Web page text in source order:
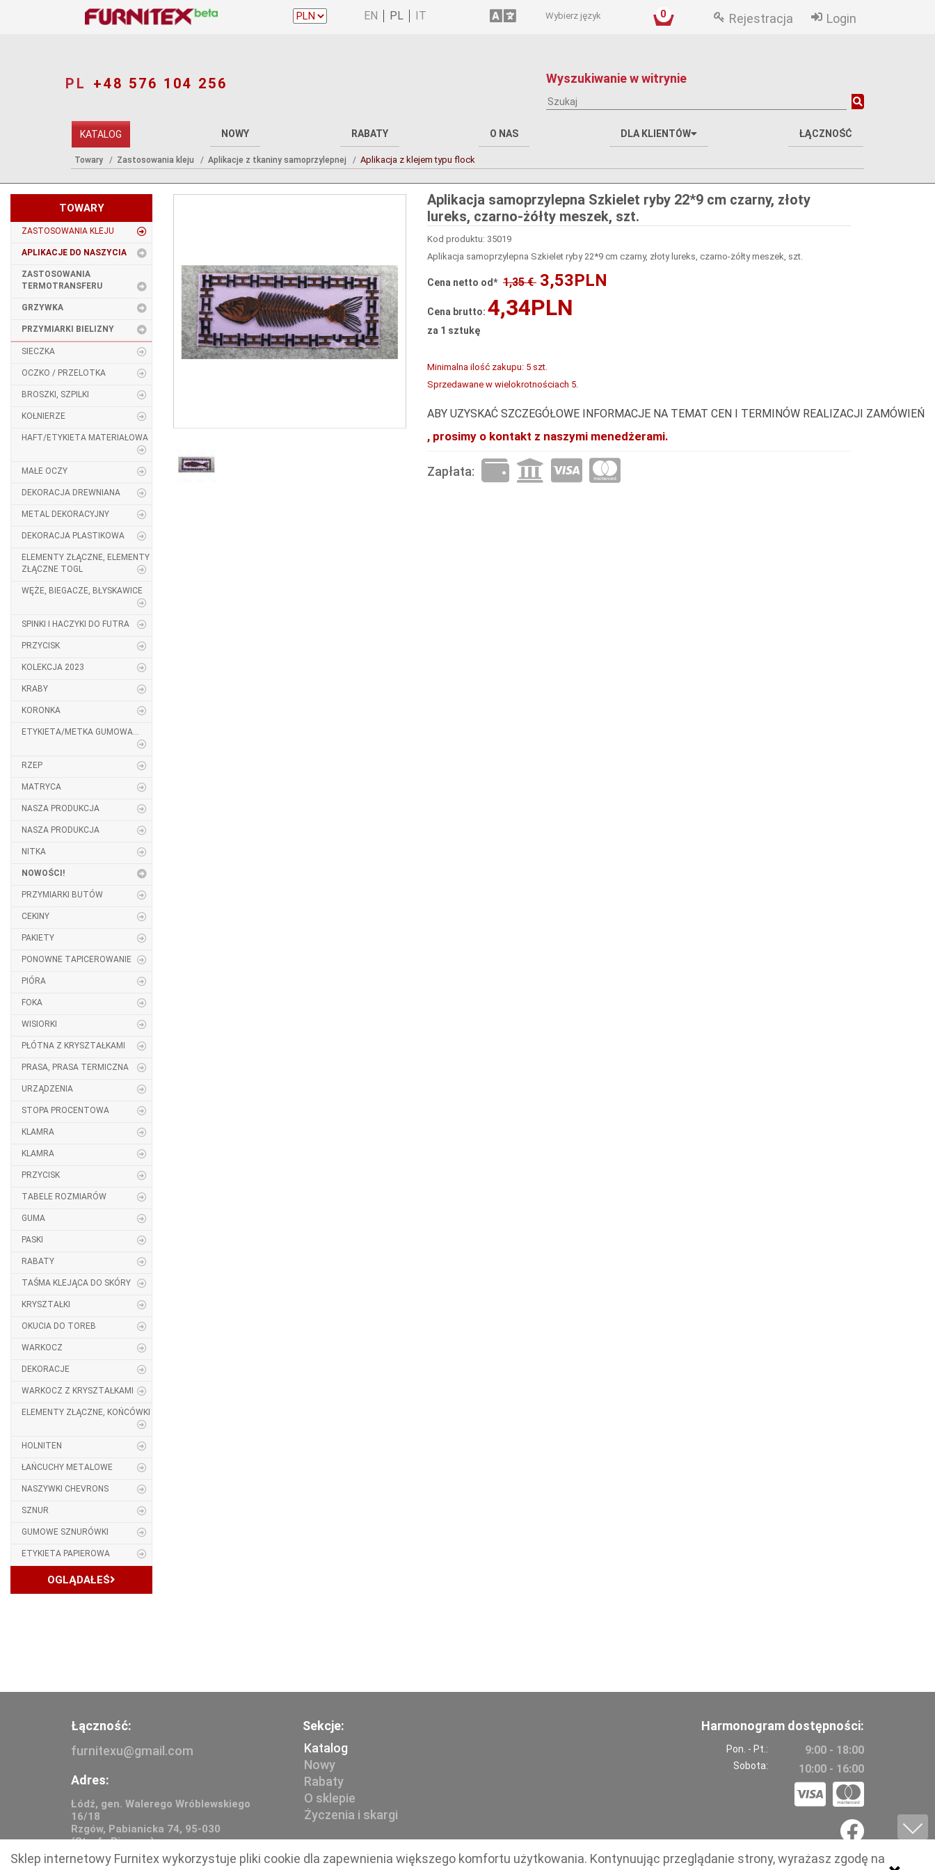
Rejestracja Login
0
Wybierz język
PL +48 576 104 256 Wyszukiwanie w witrynie
KATALOG NOWY RABATY O NAS DLA KLIENTÓW ŁĄCZNOŚĆ
Towary Zastosowania kleju Aplikacje z tkaniny samoprzylepnej Aplikacja z klejem typu flock
TOWARY
ZASTOSOWANIA KLEJU
APLIKACJE DO NASZYCIA
ZASTOSOWANIA
TERMOTRANSFERU
GRZYWKA
PRZYMIARKI BIELIZNY
SIECZKA
OCZKO / PRZELOTKA
BROSZKI, SZPILKI
KOŁNIERZE
HAFT/ETYKIETA MATERIAŁOWA
MAŁE OCZY
DEKORACJA DREWNIANA
METAL DEKORACYJNY
DEKORACJA PLASTIKOWA
ELEMENTY ZŁĄCZNE, ELEMENTY
ZŁĄCZNE TOGL
WĘŻE, BIEGACZE, BŁYSKAWICE
SPINKI I HACZYKI DO FUTRA
PRZYCISK
KOLEKCJA 2023
KRABY
KORONKA
ETYKIETA/METKA GUMOWA...
RZEP
MATRYCA
NASZA PRODUKCJA
NASZA PRODUKCJA
NITKA
NOWOŚCI!
PRZYMIARKI BUTÓW
CEKINY
PAKIETY
PONOWNE TAPICEROWANIE
PIÓRA
FOKA
WISIORKI
PŁÓTNA Z KRYSZTAŁKAMI
PRASA, PRASA TERMICZNA
URZĄDZENIA
STOPA PROCENTOWA
KLAMRA
KLAMRA
PRZYCISK
TABELE ROZMIARÓW
GUMA
PASKI
RABATY
TAŚMA KLEJĄCA DO SKÓRY
KRYSZTAŁKI
OKUCIA DO TOREB
WARKOCZ
DEKORACJE
WARKOCZ Z KRYSZTAŁKAMI
ELEMENTY ZŁĄCZNE, KOŃCÓWKI
HOLNITEN
ŁAŃCUCHY METALOWE
NASZYWKI CHEVRONS
SZNUR
GUMOWE SZNURÓWKI
ETYKIETA PAPIEROWA
OGLĄDAŁEŚ
Aplikacja samoprzylepna Szkielet ryby 22*9 cm czarny, złoty
lureks, czarno-żółty meszek, szt.
Kod produktu: 35019
Aplikacja samoprzylepna Szkielet ryby 22*9 cm czarny, złoty lureks, czarno-żółty meszek, szt.
Cena netto od* 1,35 € 3,53PLN
Cena brutto: 4,34PLN
za 1 sztukę
Minimalna ilość zakupu: 5 szt.
Sprzedawane w wielokrotnościach 5.
ABY UZYSKAĆ SZCZEGÓŁOWE INFORMACJE NA TEMAT CEN I TERMINÓW REALIZACJI ZAMÓWIEŃ
, prosimy o kontakt z naszymi menedżerami.
Zapłata:
Łączność:
furnitexu@gmail.com
Adres:
Łódź, gen. Walerego Wróblewskiego
16/18
Rzgów, Pabianicka 74, 95-030
(Strefa Biznesu)
Sekcje:
Katalog
Nowy
Rabaty
O sklepie
Życzenia i skargi
Harmonogram dostępności:
Pon. - Pt.:
Sobota:
9:00 - 18:00
10:00 - 16:00
Sklep internetowy Furnitex wykorzystuje pliki cookie dla zapewnienia większego komfortu użytkowania. Kontynuując przeglądanie strony, wyrażasz zgodę na